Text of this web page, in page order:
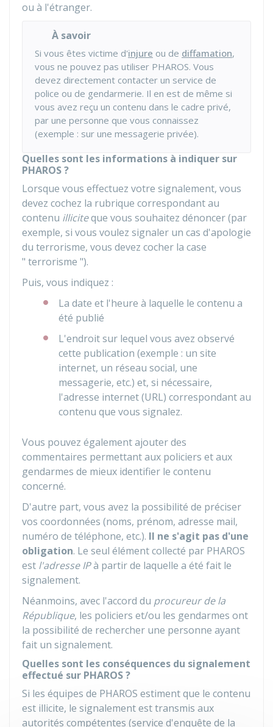
ou à l'étranger.
À savoir
Si vous êtes victime d'injure ou de diffamation,
vous ne pouvez pas utiliser PHAROS. Vous
devez directement contacter un service de
police ou de gendarmerie. Il en est de même si
vous avez reçu un contenu dans le cadre privé,
par une personne que vous connaissez
(exemple : sur une messagerie privée).
Quelles sont les informations à indiquer sur
PHAROS ?
Lorsque vous effectuez votre signalement, vous
devez cochez la rubrique correspondant au
contenu illiciteque vous souhaitez dénoncer (par
exemple, si vous voulez signaler un cas d'apologie
du terrorisme, vous devez cocher la case
" terrorisme ").
Puis, vous indiquez :
La date et l'heure à laquelle le contenu a
été publié
L'endroit sur lequel vous avez observé
cette publication (exemple : un site
internet, un réseau social, une
messagerie, etc.) et, si nécessaire,
l'adresse internet (URL) correspondant au
contenu que vous signalez.
Vous pouvez également ajouter des
commentaires permettant aux policiers et aux
gendarmes de mieux identifier le contenu
concerné.
D'autre part, vous avez la possibilité de préciser
vos coordonnées (noms, prénom, adresse mail,
numéro de téléphone, etc.). Il ne s'agit pas d'une
obligation. Le seul élément collecté par PHAROS
est l'adresse IPà partir de laquelle a été fait le
signalement.
Néanmoins, avec l'accord du procureur de la
République, les policiers et/ou les gendarmes ont
la possibilité de rechercher une personne ayant
fait un signalement.
Quelles sont les conséquences du signalement
effectué sur PHAROS ?
Si les équipes de PHAROS estiment que le contenu
est illicite, le signalement est transmis aux
autorités compétentes (service d'enquête de la